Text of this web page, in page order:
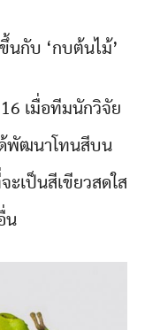
นกับ ‘กบต้นไม้’
เมื่อทีมนักวิจัย
พัฒนาโทนสีบน
เป็นสีเขียวสดใส
น